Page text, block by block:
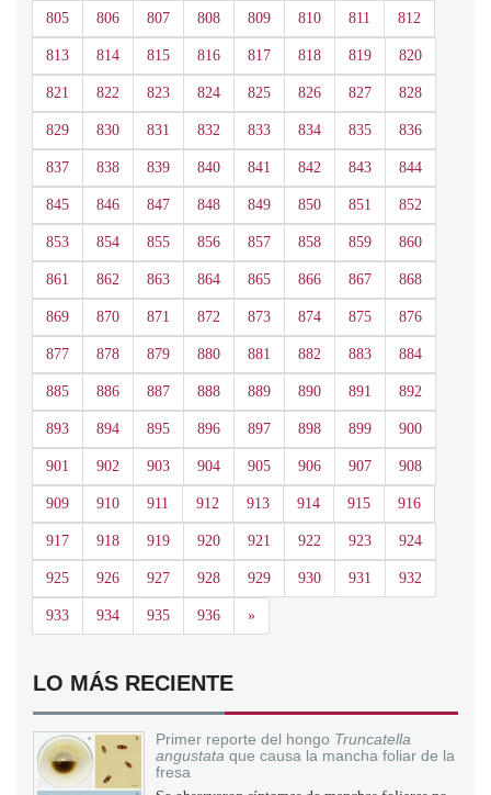
805 806 807 808 809 810 811 812
813 814 815 816 817 818 819 820
821 822 823 824 825 826 827 828
829 830 831 832 833 834 835 836
837 838 839 840 841 842 843 844
845 846 847 848 849 850 851 852
853 854 855 856 857 858 859 860
861 862 863 864 865 866 867 868
869 870 871 872 873 874 875 876
877 878 879 880 881 882 883 884
885 886 887 888 889 890 891 892
893 894 895 896 897 898 899 900
901 902 903 904 905 906 907 908
909 910 911 912 913 914 915 916
917 918 919 920 921 922 923 924
925 926 927 928 929 930 931 932
933 934 935 936 »Siguiente
LO MÁS RECIENTE
Primer reporte del hongo Truncatella
angustata que causa la mancha foliar de la
fresa